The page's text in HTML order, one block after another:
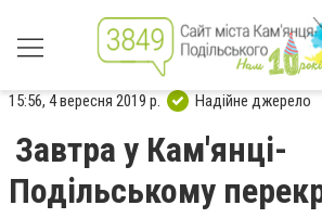
15:56, 4 вересня 2019 р. Надійне джерело
Завтра у Кам'янці-
Подільському